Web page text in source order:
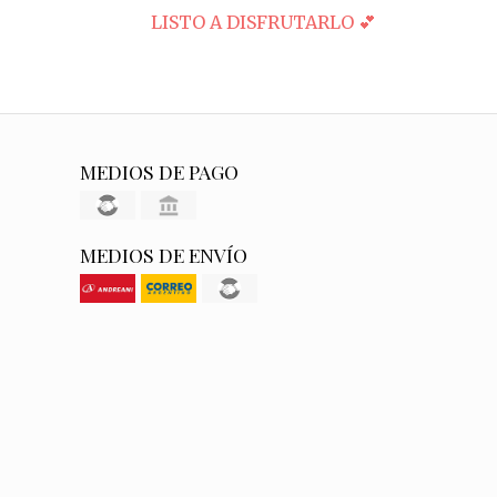
LISTO A DISFRUTARLO 💕
MEDIOS DE PAGO
MEDIOS DE ENVÍO